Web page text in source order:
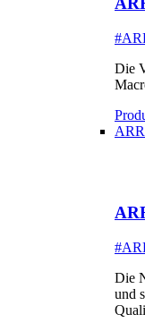
Die
Die
und